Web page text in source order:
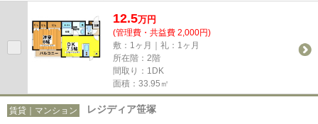
(´艸｀*)便利な立地と共に新たな...
12.5万円
(管理費・共益費 2,000円)
敷：1ヶ月｜礼：1ヶ月
所在階：2階
間取り：1DK
面積：33.95㎡
賃貸｜マンション レジディア笹塚